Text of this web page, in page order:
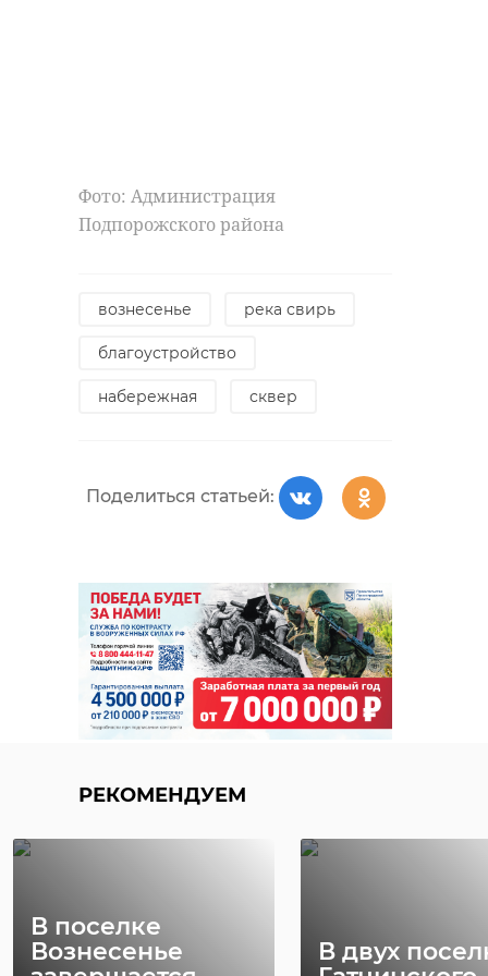
Фото: Администрация
Подпорожского района
вознесенье река свирь
благоустройство
набережная сквер
Поделиться статьей:
РЕКОМЕНДУЕМ
В поселке
Вознесенье
В двух
Поделиться статьей:
РЕКОМЕНДУЕМ
Компания Setl
City займется
кварталом 05-09
в Новос ...
Детский сад
Тельмана
ко вводу